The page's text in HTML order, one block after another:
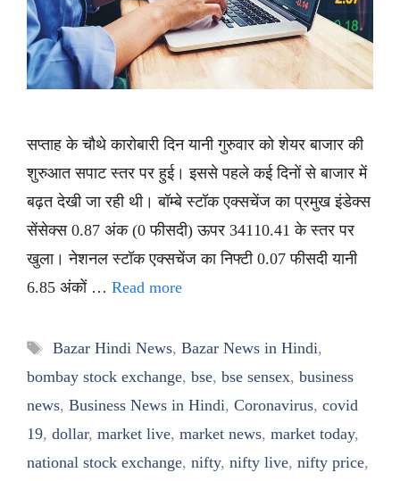
सप्ताह के चौथे कारोबारी दिन यानी गुरुवार को शेयर बाजार की
शुरुआत सपाट स्तर पर हुई। इससे पहले कई दिनों से बाजार में
बढ़त देखी जा रही थी। बॉम्बे स्टॉक एक्सचेंज का प्रमुख इंडेक्स
सेंसेक्स 0.87 अंक (0 फीसदी) ऊपर 34110.41 के स्तर पर
खुला। नेशनल स्टॉक एक्सचेंज का निफ्टी 0.07 फीसदी यानी
6.85 अंकों … Read more
Tags
Bazar Hindi News, Bazar News in Hindi,
bombay stock exchange, bse, bse sensex, business
news, Business News in Hindi, Coronavirus, covid
19, dollar, market live, market news, market today,
national stock exchange, nifty, nifty live, nifty price,